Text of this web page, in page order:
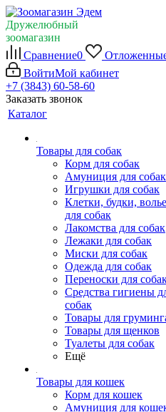
Дружелюбный
зоомагазин
Сравнение0
ВойтиМой кабинет
+7 (3843) 60-58-60
Заказать звонок
Каталог
Товары для собак
Корм для собак
Амуниция для собак
Игрушки для собак
Клетки, будки,
для собак
Лакомства для собак
Лежаки для собак
Миски для собак
Одежда для собак
Переноски для
Средства гигиены
собак
Товары для
Товары для щенков
Туалеты для собак
Ещё
Товары для кошек
Корм для кошек
Амуниция для